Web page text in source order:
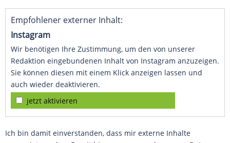
Empfohlener externer Inhalt:
Instagram
Wir benötigen Ihre Zustimmung, um den von unserer
Redaktion eingebundenen Inhalt von Instagram anzuzeigen.
Sie können diesen mit einem Klick anzeigen lassen und
auch wieder deaktivieren.
jetzt aktivieren
Ich bin damit einverstanden, dass mir externe Inhalte